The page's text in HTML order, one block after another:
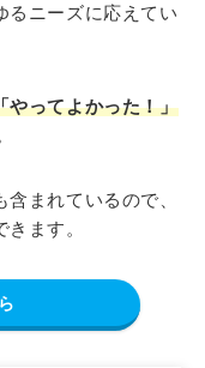
るニーズに応えてい
やってよかった！」
まれているので、
ます。